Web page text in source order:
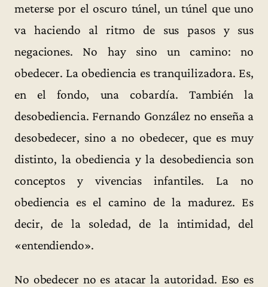
meterse por el oscuro túnel, un túnel que uno
va haciendo al ritmo de sus pasos y sus
negaciones. No hay sino un camino: no
obedecer. La obediencia es tranquilizadora. Es,
en el fondo, una cobardía. También la
desobediencia. Fernando González no enseña a
desobedecer, sino a no obedecer, que es muy
distinto, la obediencia y la desobediencia son
conceptos y vivencias infantiles. La no
obediencia es el camino de la madurez. Es
decir, de la soledad, de la intimidad, del
«entendiendo».
No obedecer no es atacar la autoridad. Eso es